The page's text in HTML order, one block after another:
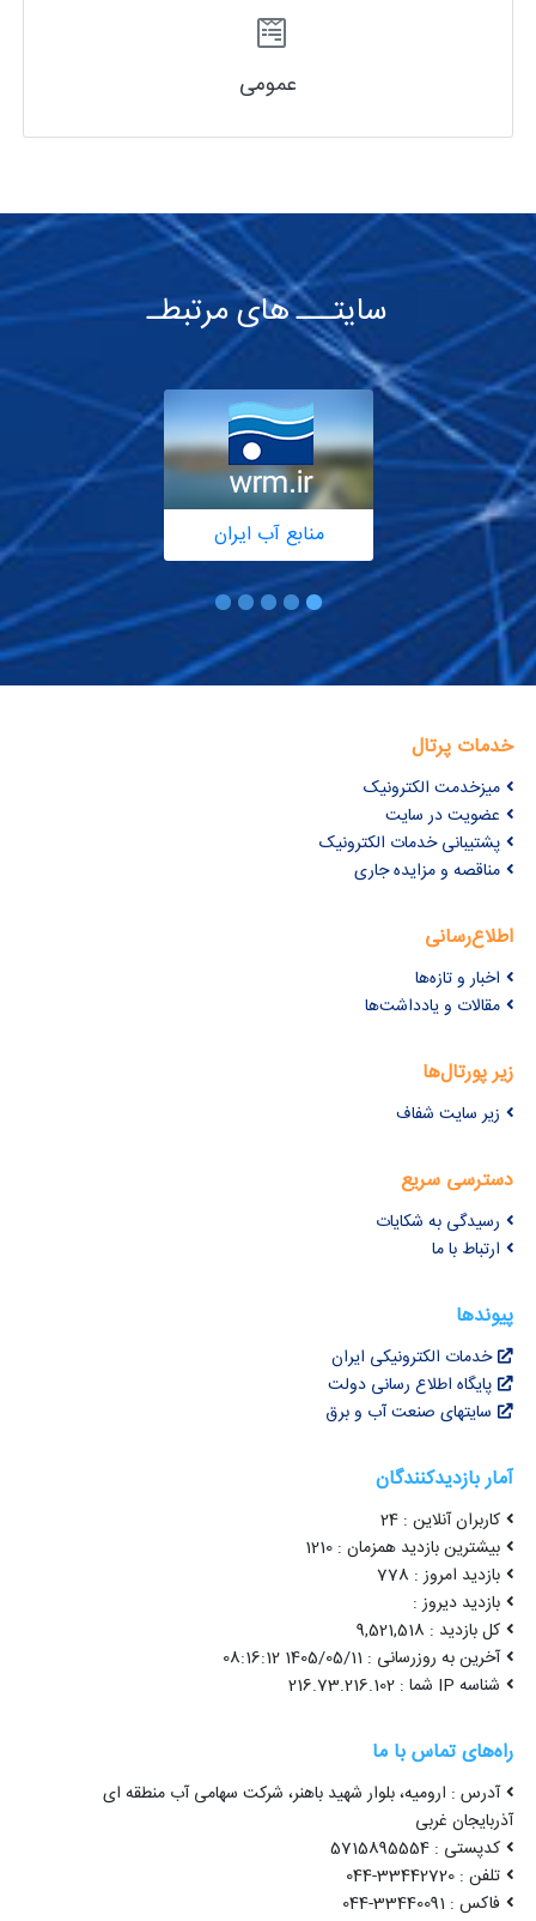
عمومی
سایتـــ های مرتبطـ
منابع آب ایران
خدمات پرتال
میزخدمت الکترونیک
عضویت در سایت
پشتیبانی خدمات الکترونیک
مناقصه و مزایده جاری
اطلاع‌رسانی
اخبار و تازه‌ها
مقالات و یادداشت‌ها
زیر پورتال‌ها
زیر سایت شفاف
دسترسی سریع
رسیدگی به شکایات
ارتباط با ما
پیوندها
خدمات الکترونیکی ایران
پایگاه اطلاع رسانی دولت
سایتهای صنعت آب و برق
آمار بازدیدکنندگان
کاربران آنلاین : 24
بیشترین بازدید همزمان : 1210
بازدید امروز : 778
بازدید دیروز :
کل بازدید : 9,521,518
آخرین به روزرسانی : 1405/05/11 08:16:12
شناسه IP شما : 216.73.216.102
راه‌های تماس با ما
آدرس : ارومیه، بلوار شهید باهنر، شرکت سهامی آب منطقه ای
آذربایجان غربی
کدپستی : 5715895554
تلفن : 33442720-044
فاکس : 33440091-044